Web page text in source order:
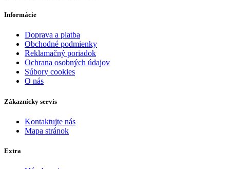
Informácie
Doprava a platba
Obchodné podmienky
Reklamačný poriadok
Ochrana osobných údajov
Súbory cookies
O nás
Zákaznícky servis
Kontaktujte nás
Mapa stránok
Extra